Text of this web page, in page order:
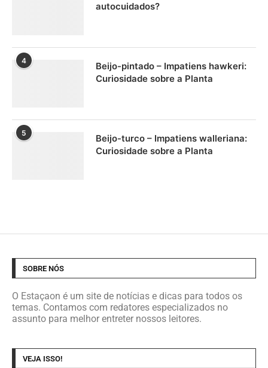
autocuidados?
4
Beijo-pintado – Impatiens hawkeri:
Curiosidade sobre a Planta
5
Beijo-turco – Impatiens walleriana:
Curiosidade sobre a Planta
SOBRE NÓS
O Estaçaon é um site de notícias e dicas para todos os
temas. Contamos com redatores especializados no
assunto para melhor entreter nossos leitores.
VEJA ISSO!